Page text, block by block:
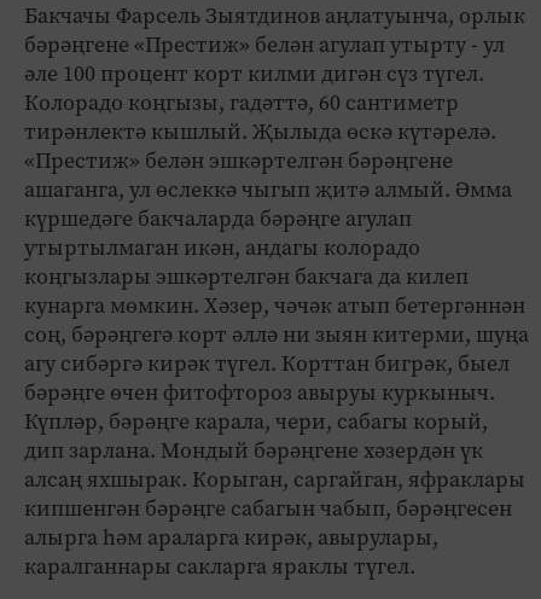
Бакчачы Фарсель Зыятдинов аңлатуынча, орлык
бәрәңгене «Престиж» белән агулап утырту - ул
әле 100 процент корт килми дигән сүз түгел.
Колорадо коңгызы, гадәттә, 60 сантиметр
тирәнлектә кышлый. Җылыда өскә күтәрелә.
«Престиж» белән эшкәртелгән бәрәңгене
ашаганга, ул өслеккә чыгып җитә алмый. Әмма
күршедәге бакчаларда бәрәңге агулап
утыртылмаган икән, андагы колорадо
коңгызлары эшкәртелгән бакчага да килеп
кунарга мөмкин. Хәзер, чәчәк атып бетергәннән
соң, бәрәңгегә корт әллә ни зыян китерми, шуңа
агу сибәргә кирәк түгел. Корттан бигрәк, быел
бәрәңге өчен фитофтороз авыруы куркыныч.
Күпләр, бәрәңге карала, чери, сабагы корый,
дип зарлана. Мондый бәрәңгене хәзердән үк
алсаң яхшырак. Корыган, саргайган, яфраклары
кипшенгән бәрәңге сабагын чабып, бәрәңгесен
алырга һәм араларга кирәк, авырулары,
каралганнары сакларга яраклы түгел.